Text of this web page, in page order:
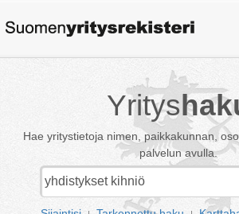
Yritys
Hae yritystietoja nimen, paikkakunnan,
palvelun avulla.